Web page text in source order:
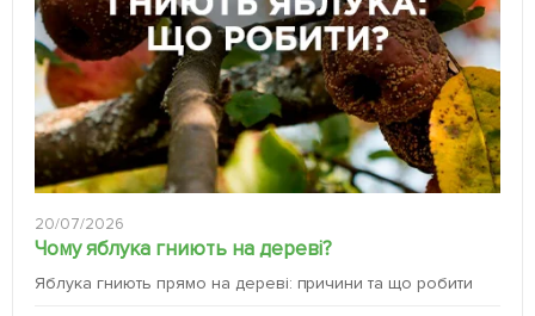
20/07/2026
Чому яблука гниють на дереві?
Яблука гниють прямо на дереві: причини та що робити